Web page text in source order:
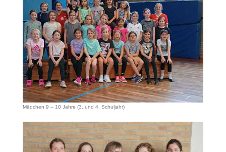
Mädchen 9 – 10 Jahre (3. und 4. Schuljahr)